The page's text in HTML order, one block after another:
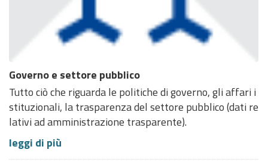
Governo e settore pubblico
Tutto ciò che riguarda le politiche di governo, gli affari i
stituzionali, la trasparenza del settore pubblico (dati re
lativi ad amministrazione trasparente).
leggi di più